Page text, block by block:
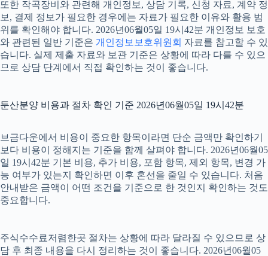
또한 작곡장비와 관련해 개인정보, 상담 기록, 신청 자료, 계약 정
보, 결제 정보가 필요한 경우에는 자료가 필요한 이유와 활용 범
위를 확인해야 합니다. 2026년06월05일 19시42분 개인정보 보호
와 관련된 일반 기준은 개인정보보호위원회 자료를 참고할 수 있
습니다. 실제 제출 자료와 보관 기준은 상황에 따라 다를 수 있으
므로 상담 단계에서 직접 확인하는 것이 좋습니다.
둔산분양 비용과 절차 확인 기준 2026년06월05일 19시42분
브금다운에서 비용이 중요한 항목이라면 단순 금액만 확인하기
보다 비용이 정해지는 기준을 함께 살펴야 합니다. 2026년06월05
일 19시42분 기본 비용, 추가 비용, 포함 항목, 제외 항목, 변경 가
능 여부가 있는지 확인하면 이후 혼선을 줄일 수 있습니다. 처음
안내받은 금액이 어떤 조건을 기준으로 한 것인지 확인하는 것도
중요합니다.
주식수수료저렴한곳 절차는 상황에 따라 달라질 수 있으므로 상
담 후 최종 내용을 다시 정리하는 것이 좋습니다. 2026년06월05